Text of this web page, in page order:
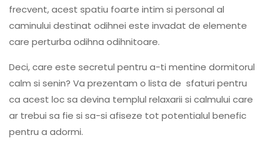
frecvent, acest spatiu foarte intim si personal al
caminului destinat odihnei este invadat de elemente
care perturba odihna odihnitoare.
Deci, care este secretul pentru a-ti mentine dormitorul
calm si senin? Va prezentam o lista de sfaturi pentru
ca acest loc sa devina templul relaxarii si calmului care
ar trebui sa fie si sa-si afiseze tot potentialul benefic
pentru a adormi.